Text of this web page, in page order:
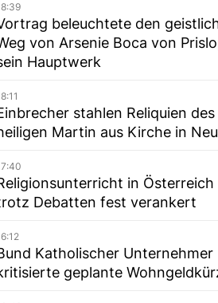
beleuchtete den
von Arsenie Boca von
Hauptwerk
stahlen Reliquien des
Martin aus Kirche in
in Österreich
Debatten fest verankert
Katholischer Unternehmer
geplante